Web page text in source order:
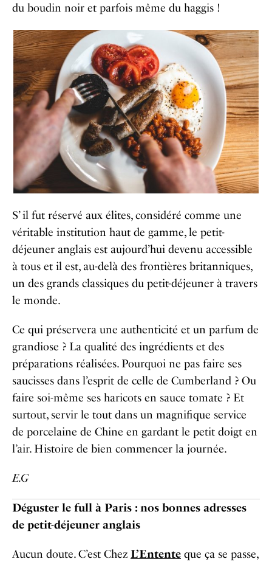
du boudin noir et parfois même du haggis !
S’ il fut réservé aux élites, considéré comme une
véritable institution haut de gamme, le petit-
déjeuner anglais est aujourd’hui devenu accessible
à tous et il est, au-delà des frontières britanniques,
un des grands classiques du petit-déjeuner à travers
le monde.
Ce qui préservera une authenticité et un parfum de
grandiose ? La qualité des ingrédients et des
préparations réalisées. Pourquoi ne pas faire ses
saucisses dans l’esprit de celle de Cumberland ? Ou
faire soi-même ses haricots en sauce tomate ? Et
surtout, servir le tout dans un magnifique service
de porcelaine de Chine en gardant le petit doigt en
l’air. Histoire de bien commencer la journée.
E.G
Déguster le full à Paris : nos bonnes adresses
de petit-déjeuner anglais
Aucun doute. C’est Chez L’Entente que ça se passe,